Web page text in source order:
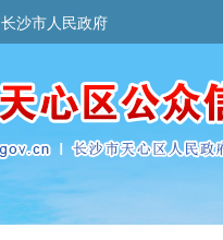
长沙市人民政府